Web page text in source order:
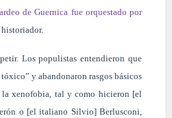
de Guernica fue orquestado por
Los populistas entendieron que
y abandonaron rasgos básicos
la xenofobia, tal y como hicieron [el
o [el italiano Silvio] Berlusconi,